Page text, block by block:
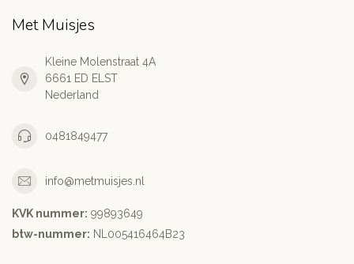
Met Muisjes
Kleine Molenstraat 4A
6661 ED ELST
Nederland
0481849477
info@metmuisjes.nl
KVK nummer: 99893649
btw-nummer: NL005416464B23